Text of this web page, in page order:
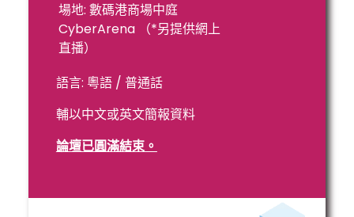
場地: 數碼港商場中庭
CyberArena （*另提供網上
直播）
語言: 粵語 / 普通話
輔以中文或英文簡報資料
論壇已圓滿結束。